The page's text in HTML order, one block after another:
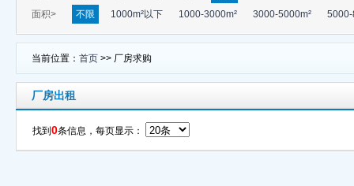
面积>
不限 1000m²以下 1000-3000m² 3000-5000m² 5000-
当前位置： 首页 >> 厂房求购
厂房出租
找到 0条信息，每页显示：